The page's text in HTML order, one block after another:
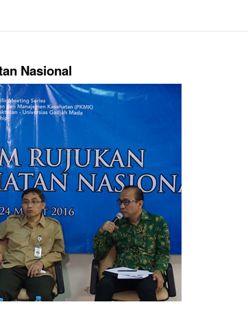
Nasional